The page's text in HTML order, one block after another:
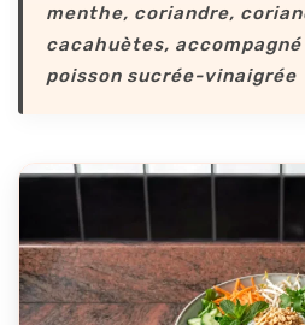
menthe, coriandre,
cacahuètes, accompagné
poisson sucrée-vinaigrée